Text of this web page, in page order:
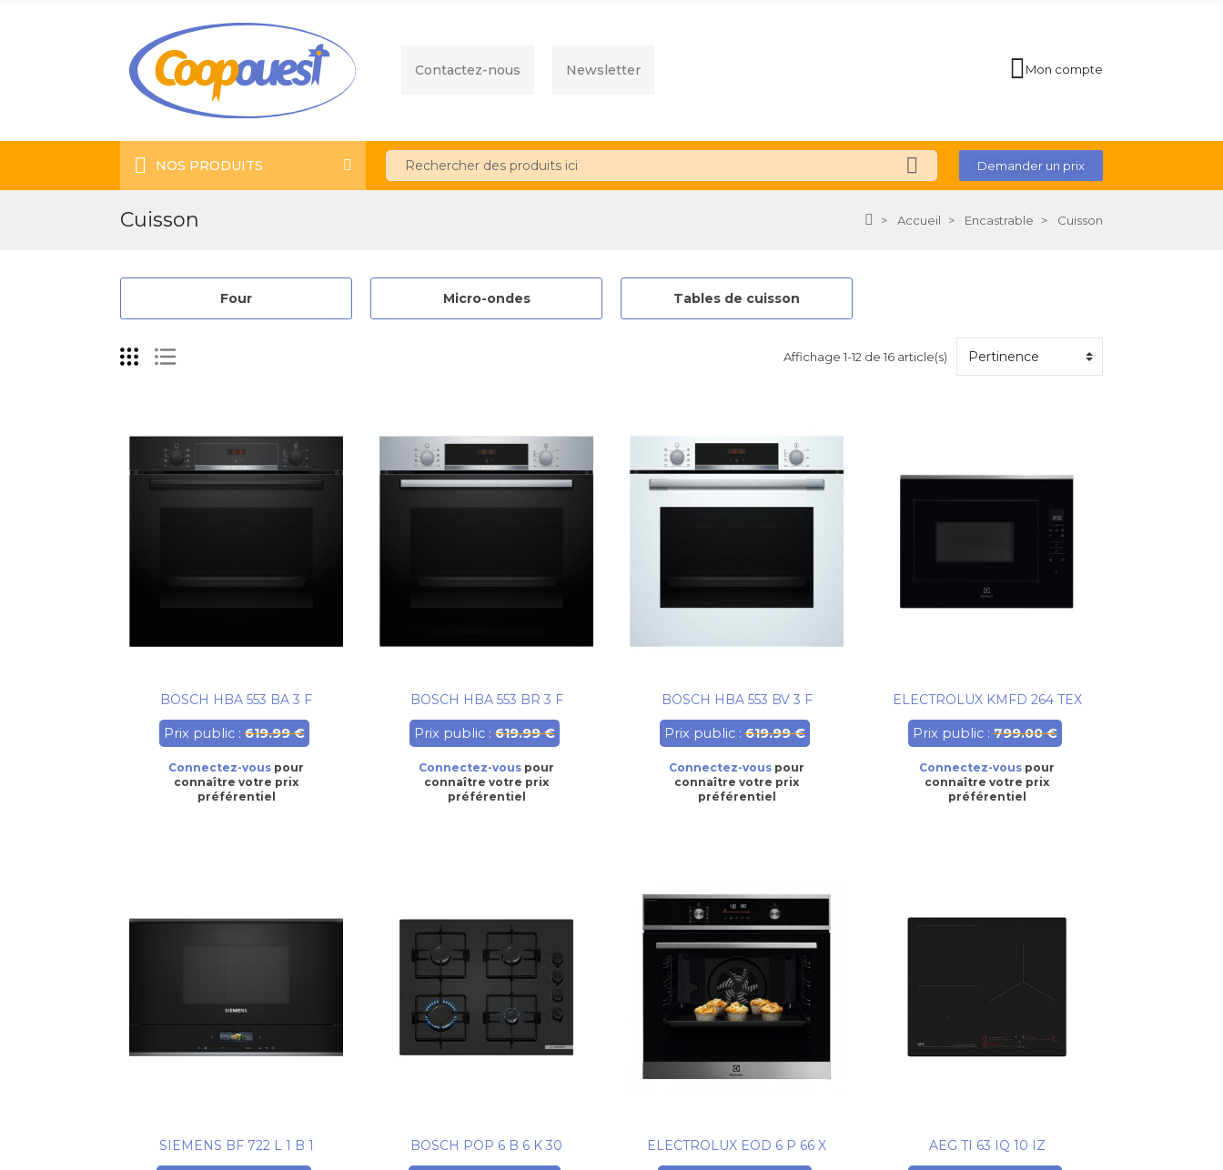
Contactez-nous Newsletter Mon compte
NOS PRODUITS Demander un prix
Cuisson Accueil Encastrable Cuisson
Four Micro-ondes Tables de cuisson
Affichage 1-12 de 16 article(s)
BOSCH HBA 553 BA 3 F
Prix public :619.99 €
Connectez-vous pour
connaître votre prix
préférentiel
BOSCH HBA 553 BR 3 F
Prix public :619.99 €
Connectez-vous pour
connaître votre prix
préférentiel
BOSCH HBA 553 BV 3 F
Prix public :619.99 €
Connectez-vous pour
connaître votre prix
préférentiel
ELECTROLUX KMFD 264 TEX
Prix public :799.00 €
Connectez-vous pour
connaître votre prix
préférentiel
SIEMENS BF 722 L 1 B 1 BOSCH POP 6 B 6 K 30 ELECTROLUX EOD 6 P 66 X AEG TI 63 IQ 10 IZ